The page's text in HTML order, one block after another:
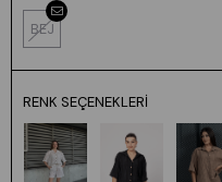
BEJ
RENK SEÇENEKLERI